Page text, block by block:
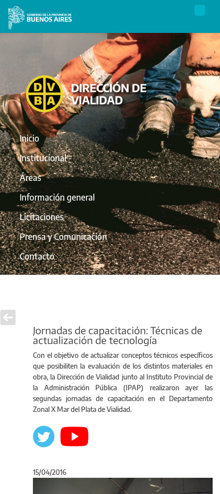
Inicio
Institucional
Áreas
Información general
Licitaciones
Prensa y Comunicación
Contacto
Jornadas de capacitación: Técnicas de
actualización de tecnología
Con el objetivo de actualizar conceptos técnicos específicos
que posibiliten la evaluación de los distintos materiales en
obra, la Dirección de Vialidad junto al Instituto Provincial de
la Administración Pública (IPAP) realizaron ayer las
segundas jornadas de capacitación en el Departamento
Zonal X Mar del Plata de Vialidad.
15/04/2016